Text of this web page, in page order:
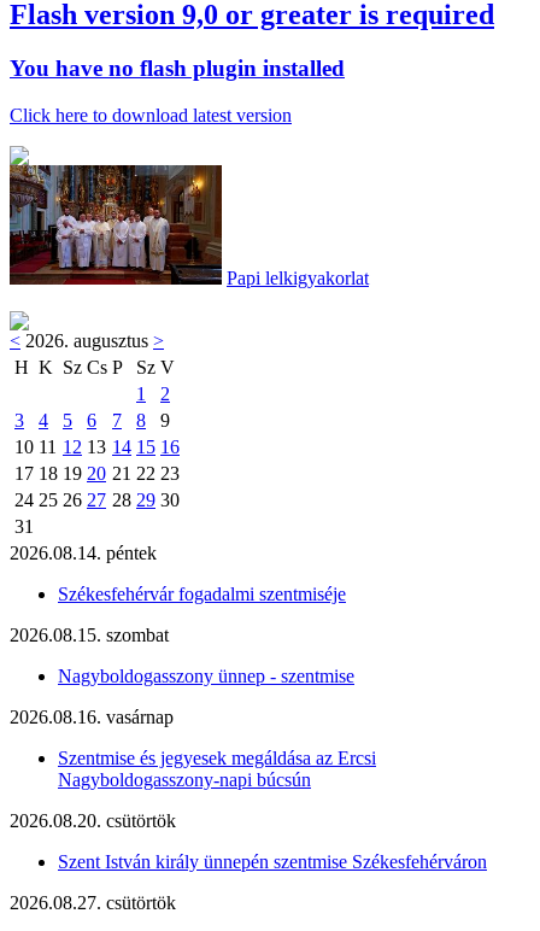
Flash version 9,0 or greater is required
You have no flash plugin installed
Click here to download latest version
Papi lelkigyakorlat
< 2026. augusztus >
H K Sz Cs P Sz V
1
2
3
4 5 6 7 8
9
10 11 12 13 14 15 16
17 18 19 20 21 22 23
24 25 26 27 28 29 30
31
2026.08.14. péntek
Székesfehérvár fogadalmi szentmiséje
2026.08.15. szombat
Nagyboldogasszony ünnep - szentmise
2026.08.16. vasárnap
Szentmise és jegyesek megáldása az Ercsi
Nagyboldogasszony-napi búcsún
2026.08.20. csütörtök
Szent István király ünnepén szentmise Székesfehérváron
2026.08.27. csütörtök